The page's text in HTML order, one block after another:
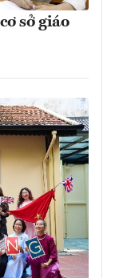
sở giáo